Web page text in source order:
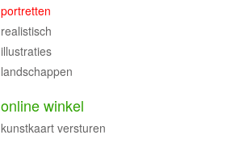
portretten
realistisch
illustraties
landschappen
online winkel
kunstkaart versturen